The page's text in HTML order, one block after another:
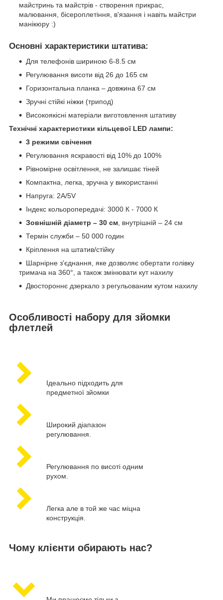
майстринь та майстрів - створення прикрас,
малювання, бісероплетіння, в'язання і навіть майстри
манікюру :)
Основні характеристики штатива:
Для телефонів шириною 6-8.5 см
Регулювання висоти від 26 до 165 см
Горизонтальна планка – довжина 67 см
Зручні стійкі ніжки (трипод)
Високоякісні матеріали виготовлення штативу
Технічні характеристики кільцевої LED лампи:
3 режими свічення
Регулювання яскравості від 10% до 100%
Рівномірне освітлення, не залишає тіней
Компактна, легка, зручна у використанні
Напруга: 2А/5V
Індекс кольоропередачі: 3000 К - 7000 К
Зовнішній діаметр – 30 см , внутрішній – 24 см
Термін служби – 50 000 годин
Кріплення на штатив/стійку
Шарнірне з'єднання, яке дозволяє обертати голівку
тримача на 360°, а також змінювати кут нахилу
Двостороннє дзеркало з регульованим кутом нахилу
Особливості набору для зйомки
флетлей
Ідеально підходить для
предметної зйомки
Широкий діапазон
регулювання.
Регулювання по висоті одним
рухом.
Легка але в той же час міцна
конструкція.
Чому клієнти обирають нас?